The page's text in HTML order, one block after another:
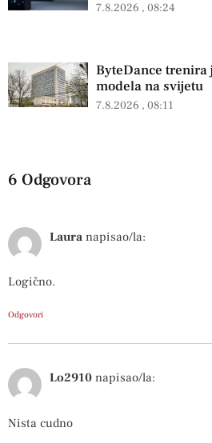
7.8.2026 08:24
ByteDance trenira
modela na svijetu
7.8.2026 08:11
6 Odgovora
Laura napisao/la:
Logično.
Odgovori
Lo2910 napisao/la:
Nista cudno